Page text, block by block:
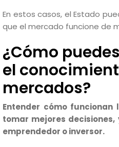
En estos casos, el Estado
que el mercado funcione de
¿Cómo
el
mercados?
Entender cómo
tomar mejores
emprendedor o inversor.